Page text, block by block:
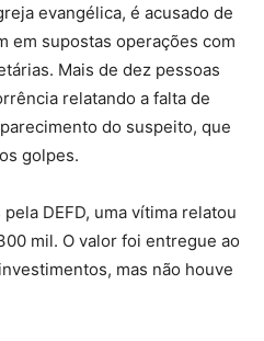
evangélica, é acusado de
em supostas operações com
Mais de dez pessoas
relatando a falta de
do suspeito, que
golpes.
DEFD, uma vítima relatou
mil. O valor foi entregue ao
mas não houve